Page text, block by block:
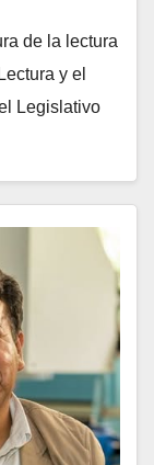
de la lectura
y el
Legislativo